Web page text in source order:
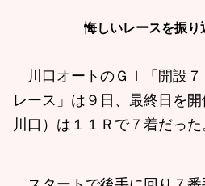
悔しいレースを振り
川口オートのＧＩ「開設７
レース」は９日、最終日を
川口）は１１Ｒで７着だった